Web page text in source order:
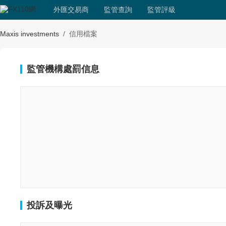
外匯交易商 監管查詢 監管評級
Maxis investments / 信用檔案
監管機構處罰信息
投訴及曝光